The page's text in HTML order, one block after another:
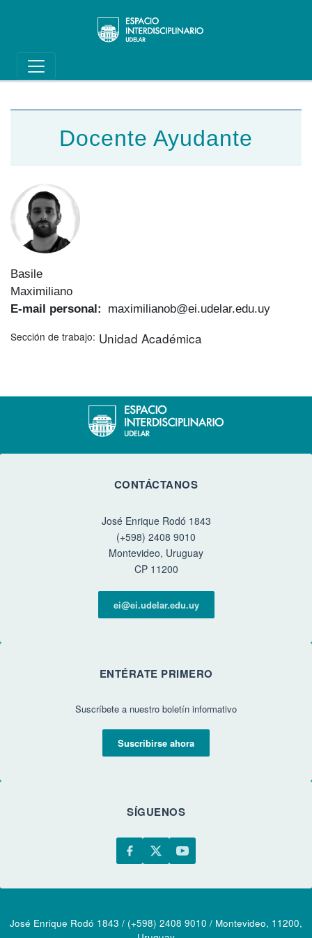
Main navigation
Docente Ayudante
Basile
Maximiliano
E-mail personal
maximilianob@ei.udelar.edu.uy
Sección de trabajo Unidad Académica
CONTÁCTANOS
José Enrique Rodó 1843
(+598) 2408 9010
Montevideo, Uruguay
CP 11200
ei@ei.udelar.edu.uy
ENTÉRATE PRIMERO
Suscríbete a nuestro boletín informativo
Suscribirse ahora
SÍGUENOS
José Enrique Rodó 1843 / (+598) 2408 9010 / Montevideo, 11200,